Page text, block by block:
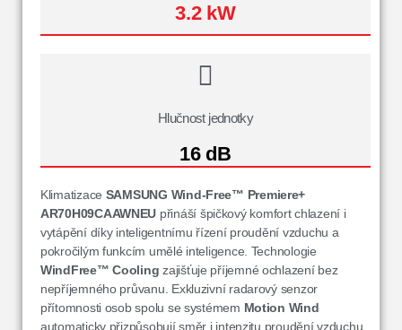
3.2 kW
Hlučnost jednotky
16 dB
Klimatizace SAMSUNG Wind-Free™ Premiere+
AR70H09CAAWNEU přináší špičkový komfort chlazení i
vytápění díky inteligentnímu řízení proudění vzduchu a
pokročilým funkcím umělé inteligence. Technologie
WindFree™ Cooling zajišťuje příjemné ochlazení bez
nepříjemného průvanu. Exkluzivní radarový senzor
přítomnosti osob spolu se systémem Motion Wind
automaticky přizpůsobují směr i intenzitu proudění vzduchu